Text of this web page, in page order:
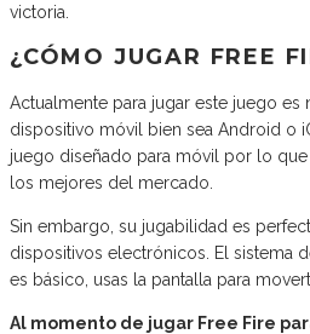
victoria.
¿CÓMO JUGAR FREE
Actualmente para jugar este juego es
dispositivo móvil bien sea Android o
juego diseñado para móvil por lo
los mejores del mercado.
Sin embargo, su jugabilidad es
dispositivos electrónicos. El sistema
es básico, usas la pantalla para
Al momento de jugar Free Fire